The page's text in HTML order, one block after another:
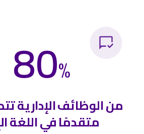
80%
من الوظائف
متقدمًا في اللغة